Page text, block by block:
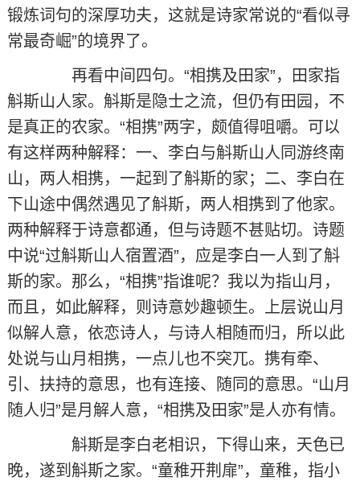
锻炼词句的深厚功夫，这就是诗家常说的“看似寻
常最奇崛”的境界了。
再看中间四句。“相携及田家”，田家指
斛斯山人家。斛斯是隐士之流，但仍有田园，不
是真正的农家。“相携”两字，颇值得咀嚼。可以
有这样两种解释：一、李白与斛斯山人同游终南
山，两人相携，一起到了斛斯的家；二、李白在
下山途中偶然遇见了斛斯，两人相携到了他家。
两种解释于诗意都通，但与诗题不甚贴切。诗题
中说“过斛斯山人宿置酒”，应是李白一人到了斛
斯的家。那么，“相携”指谁呢？我以为指山月，
而且，如此解释，则诗意妙趣顿生。上层说山月
似解人意，依恋诗人，与诗人相随而归，所以此
处说与山月相携，一点儿也不突兀。携有牵、
引、扶持的意思，也有连接、随同的意思。“山月
随人归”是月解人意，“相携及田家”是人亦有情。
斛斯是李白老相识，下得山来，天色已
晚，遂到斛斯之家。“童稚开荆扉”，童稚，指小